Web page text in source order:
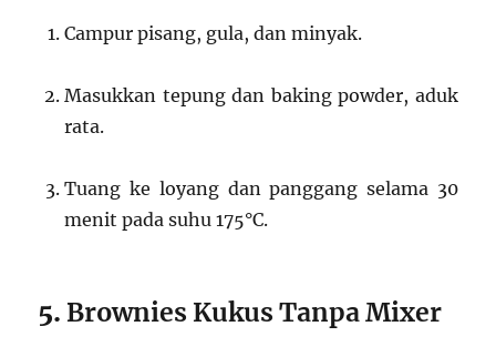
Campur pisang, gula, dan minyak.
Masukkan tepung dan baking powder, aduk
rata.
Tuang ke loyang dan panggang selama 30
menit pada suhu 175°C.
5. Brownies Kukus Tanpa Mixer